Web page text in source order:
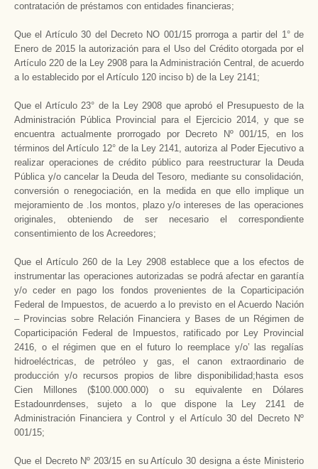
contratación de préstamos con entidades financieras;
Que el Artículo 30 del Decreto NO 001/15 prorroga a partir del 1° de
Enero de 2015 la autorización para el Uso del Crédito otorgada por el
Artículo 220 de la Ley 2908 para la Administración Central, de acuerdo
a lo establecido por el Artículo 120 inciso b) de la Ley 2141;
Que el Artículo 23° de la Ley 2908 que aprobó el Presupuesto de la
Administración Pública Provincial para el Ejercicio 2014, y que se
encuentra actualmente prorrogado por Decreto Nº 001/15, en los
términos del Artículo 12° de la Ley 2141, autoriza al Poder Ejecutivo a
realizar operaciones de crédito público para reestructurar la Deuda
Pública y/o cancelar la Deuda del Tesoro, mediante su consolidación,
conversión o renegociación, en la medida en que ello implique un
mejoramiento de .Ios montos, plazo y/o intereses de las operaciones
originales, obteniendo de ser necesario el correspondiente
consentimiento de los Acreedores;
Que el Artículo 260 de la Ley 2908 establece que a los efectos de
instrumentar las operaciones autorizadas se podrá afectar en garantía
y/o ceder en pago los fondos provenientes de la Coparticipación
Federal de Impuestos, de acuerdo a lo previsto en el Acuerdo Nación
– Provincias sobre Relación Financiera y Bases de un Régimen de
Coparticipación Federal de Impuestos, ratificado por Ley Provincial
2416, o el régimen que en el futuro lo reemplace y/o’ las regalías
hidroeléctricas, de petróleo y gas, el canon extraordinario de
producción y/o recursos propios de libre disponibilidad;hasta esos
Cien Millones ($100.000.000) o su equivalente en Dólares
Estadounrdenses, sujeto a lo que dispone la Ley 2141 de
Administración Financiera y Control y el Artículo 30 del Decreto Nº
001/15;
Que el Decreto Nº 203/15 en su Artículo 30 designa a éste Ministerio